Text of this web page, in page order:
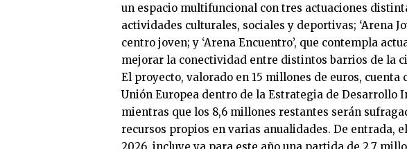
un espacio multifuncional con tres actuaciones
actividades culturales, sociales y deportivas; ‘Arena
centro joven; y ‘Arena Encuentro’, que contempla
mejorar la conectividad entre distintos barrios de la
El proyecto, valorado en 15 millones de euros,
Unión Europea dentro de la Estrategia de Desarrollo
mientras que los 8,6 millones restantes serán
recursos propios en varias anualidades. De entrada,
2026, incluye ya para este año una partida de 2,7